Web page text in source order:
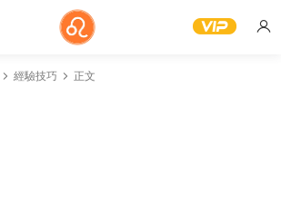
經驗技巧 正文